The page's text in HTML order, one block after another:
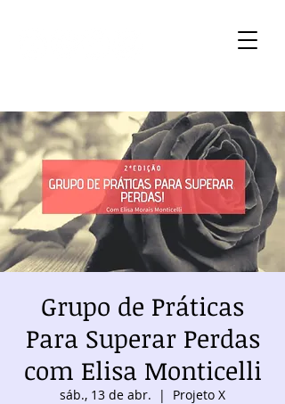
Grupo de Práticas
Para Superar Perdas
com Elisa Monticelli
sáb., 13 de abr.
  |
Projeto X